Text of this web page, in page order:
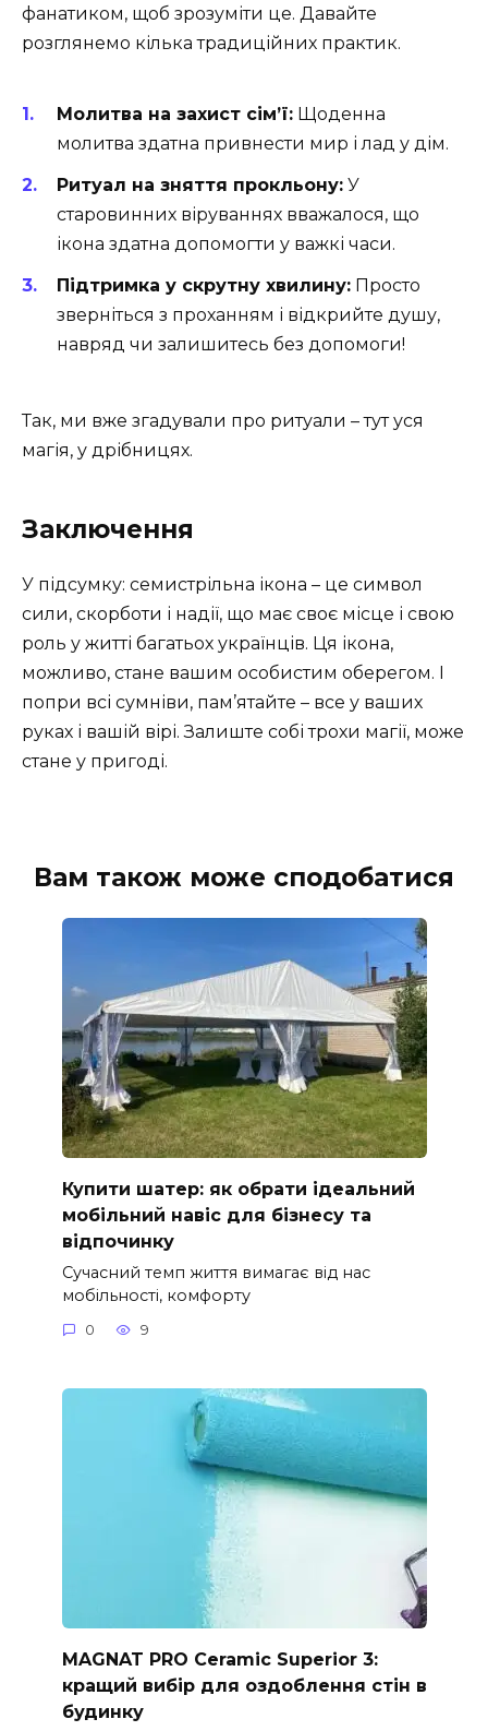
фанатиком, щоб зрозуміти це. Давайте
розглянемо кілька традиційних практик.
Молитва на захист сім’ї: Щоденна
молитва здатна привнести мир і лад у дім.
Ритуал на зняття прокльону: У
старовинних віруваннях вважалося, що
ікона здатна допомогти у важкі часи.
Підтримка у скрутну хвилину: Просто
зверніться з проханням і відкрийте душу,
навряд чи залишитесь без допомоги!
Так, ми вже згадували про ритуали – тут уся
магія, у дрібницях.
Заключення
У підсумку: семистрільна ікона – це символ
сили, скорботи і надії, що має своє місце і свою
роль у житті багатьох українців. Ця ікона,
можливо, стане вашим особистим оберегом. І
попри всі сумніви, пам’ятайте – все у ваших
руках і вашій вірі. Залиште собі трохи магії, може
стане у пригоді.
Вам також може сподобатися
Купити шатер: як обрати ідеальний
мобільний навіс для бізнесу та
відпочинку
Сучасний темп життя вимагає від нас
мобільності, комфорту
0 9
MAGNAT PRO Ceramic Superior 3:
кращий вибір для оздоблення стін в
будинку